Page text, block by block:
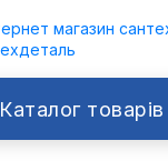
Каталог товарів